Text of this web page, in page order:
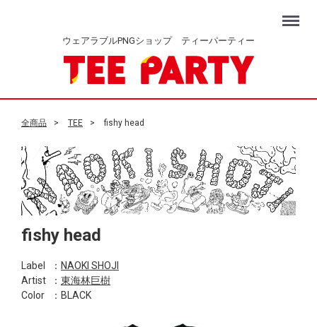
ウェアラブルPNGショップ ティーパーティー
Menu
全商品 TEE fishy head
fishy head
Label ： NAOKI SHOJI
Artist
： 東海林巨樹
Color
：BLACK